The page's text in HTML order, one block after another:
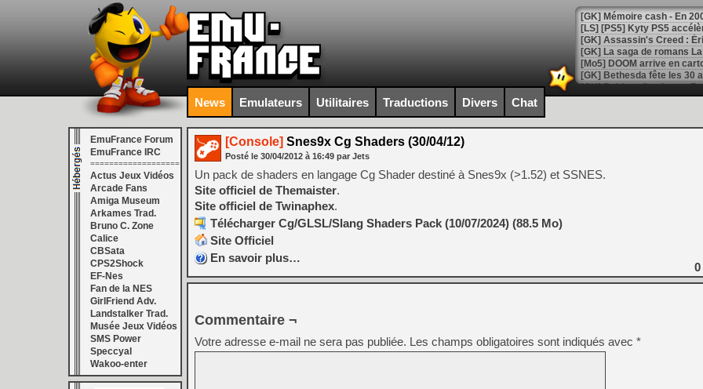
[Mo5] DOOM arrive en
[GK] Bethesda fête les 30
[GK] Roblox : l'action en
[GK] Agenda - GeForce
[LS] [PS5] ps5-y2jb-
[GK] Pourquoi Marvel
[GK] Test : Restory : Chill
[GK] GTA 6 : Rockstar
[GK] Hot Wheels Infinite
[GK] Mémoire cash -
[GK] Résultats Nintendo :
[GK] Déjà des
[Mo5] Brickboy cherche à
[GK] Minecraft et ses «
[GK] Beast of
[GK] Ubisoft : fin de partie
[GK] Mémoire cash -
[GK] Dan Houser (GTA)
[GK] Comment EA Sports
News Emulateurs Utilitaires Traductions Divers Chat
EmuFrance Forum
EmuFrance IRC
===================
Actus Jeux Vidéos
Arcade Fans
Amiga Museum
Arkames Trad.
Bruno C. Zone
Calice
CBSata
CPS2Shock
EF-Nes
Fan de la NES
GirlFriend Adv.
Landstalker Trad.
Musée Jeux Vidéos
SMS Power
Speccyal
Wakoo-enter
[Console] Snes9x Cg Shaders (30/04/12)
Posté le 30/04/2012 à 16:49 par Jets
Un pack de shaders en langage Cg Shader destiné à Snes9x (>1.52) et SSNES.
Site officiel de Themaister.
Site officiel de Twinaphex.
Télécharger Cg/GLSL/Slang Shaders Pack (10/07/2024) (88.5 Mo)
Site Officiel
En savoir plus…
0
Commentaire ¬
Votre adresse e-mail ne sera pas publiée. Les champs obligatoires sont indiqués avec *